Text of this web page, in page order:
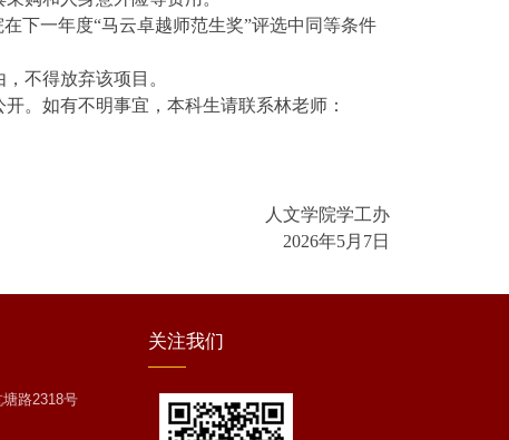
下一年度“马云卓越师范生奖”评选中同等条件
不得放弃该项目。
。如有不明事宜， 本科生请联系林老师：
人文学院学工办
2026年5月7日
关注我们
路2318号